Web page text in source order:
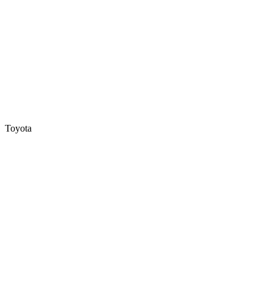
Toyota